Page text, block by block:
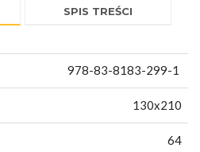
SPIS TREŚCI
978-83-8183-299-1
130x210
64